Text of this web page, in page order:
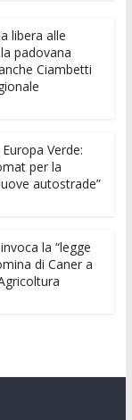
k
e
dI
n
di
vi
libera alle
padovana
Ciambetti
Verde:
per la
autostrade”
la “legge
di Caner a